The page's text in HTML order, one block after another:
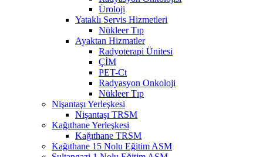
Üroloji
Yataklı Servis Hizmetleri
Nükleer Tıp
Ayaktan Hizmatler
Radyoterapi Ünitesi
ÇİM
PET-Ct
Radyasyon Onkoloji
Nükleer Tıp
Nişantaşı Yerleşkesi
Nişantaşı TRSM
Kağıthane Yerleşkesi
Kağıthane TRSM
Kağıthane 15 Nolu Eğitim ASM